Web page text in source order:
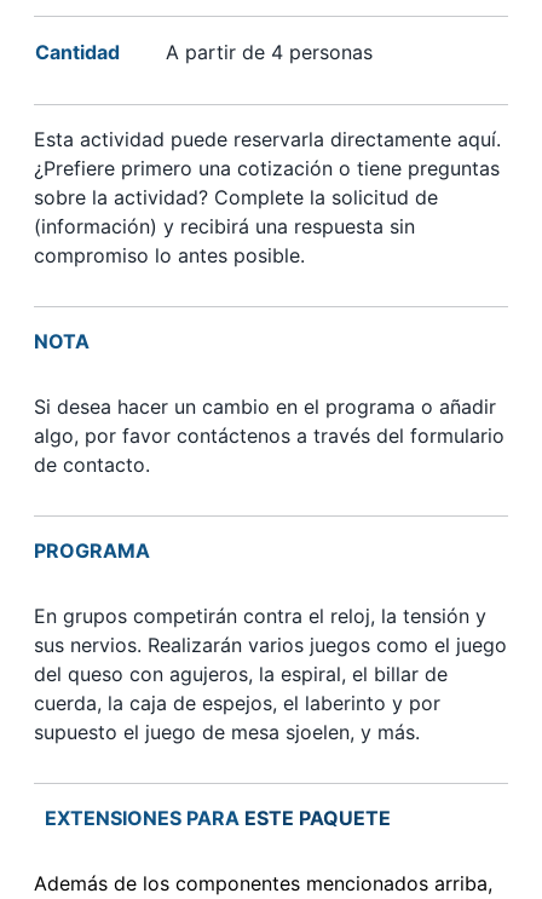
Cantidad A partir de 4 personas
Esta actividad puede reservarla directamente aquí.
¿Prefiere primero una cotización o tiene preguntas
sobre la actividad? Complete la solicitud de
(información) y recibirá una respuesta sin
compromiso lo antes posible.
NOTA
Si desea hacer un cambio en el programa o añadir
algo, por favor contáctenos a través del formulario
de contacto.
PROGRAMA
En grupos competirán contra el reloj, la tensión y
sus nervios. Realizarán varios juegos como el juego
del queso con agujeros, la espiral, el billar de
cuerda, la caja de espejos, el laberinto y por
supuesto el juego de mesa sjoelen, y más.
EXTENSIONES PARA ESTE PAQUETE
Además de los componentes mencionados arriba,